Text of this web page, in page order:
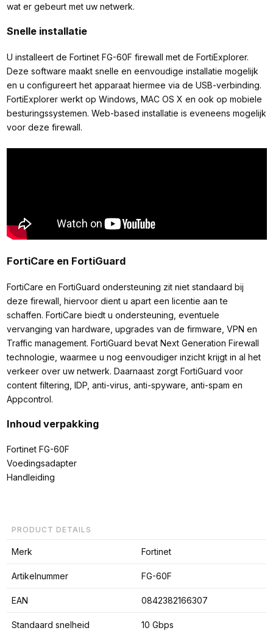
wat er gebeurt met uw netwerk.
Snelle installatie
U installeert de Fortinet FG-60F firewall met de FortiExplorer.
Deze software maakt snelle en eenvoudige installatie mogelijk
en u configureert het apparaat hiermee via de USB-verbinding.
FortiExplorer werkt op Windows, MAC OS X en ook op mobiele
besturingssystemen. Web-based installatie is eveneens mogelijk
voor deze firewall.
FortiCare en FortiGuard
FortiCare en FortiGuard ondersteuning zit niet standaard bij
deze firewall, hiervoor dient u apart een licentie aan te
schaffen. FortiCare biedt u ondersteuning, eventuele
vervanging van hardware, upgrades van de firmware, VPN en
Traffic management. FortiGuard bevat Next Generation Firewall
technologie, waarmee u nog eenvoudiger inzicht krijgt in al het
verkeer over uw netwerk. Daarnaast zorgt FortiGuard voor
content filtering, IDP, anti-virus, anti-spyware, anti-spam en
Appcontrol.
Inhoud verpakking
Fortinet FG-60F
Voedingsadapter
Handleiding
PRODUCT DETAILS
Merk Fortinet
Artikelnummer FG-60F
EAN 0842382166307
Standaard snelheid 10 Gbps